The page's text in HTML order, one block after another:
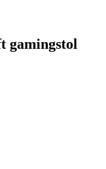
gamingstol